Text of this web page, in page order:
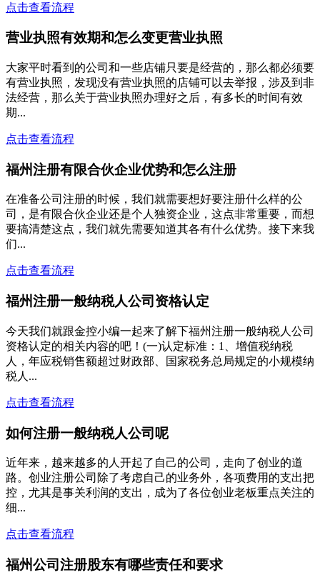
点击查看流程
营业执照有效期和怎么变更营业执照
大家平时看到的公司和一些店铺只要是经营的，那么都必须要
有营业执照，发现没有营业执照的店铺可以去举报，涉及到非
法经营，那么关于营业执照办理好之后，有多长的时间有效
期...
点击查看流程
福州注册有限合伙企业优势和怎么注册
在准备公司注册的时候，我们就需要想好要注册什么样的公
司，是有限合伙企业还是个人独资企业，这点非常重要，而想
要搞清楚这点，我们就先需要知道其各有什么优势。接下来我
们...
点击查看流程
福州注册一般纳税人公司资格认定
今天我们就跟金控小编一起来了解下福州注册一般纳税人公司
资格认定的相关内容的吧！(一)认定标准：1、增值税纳税
人，年应税销售额超过财政部、国家税务总局规定的小规模纳
税人...
点击查看流程
如何注册一般纳税人公司呢
近年来，越来越多的人开起了自己的公司，走向了创业的道
路。创业注册公司除了考虑自己的业务外，各项费用的支出把
控，尤其是事关利润的支出，成为了各位创业老板重点关注的
细...
点击查看流程
福州公司注册股东有哪些责任和要求